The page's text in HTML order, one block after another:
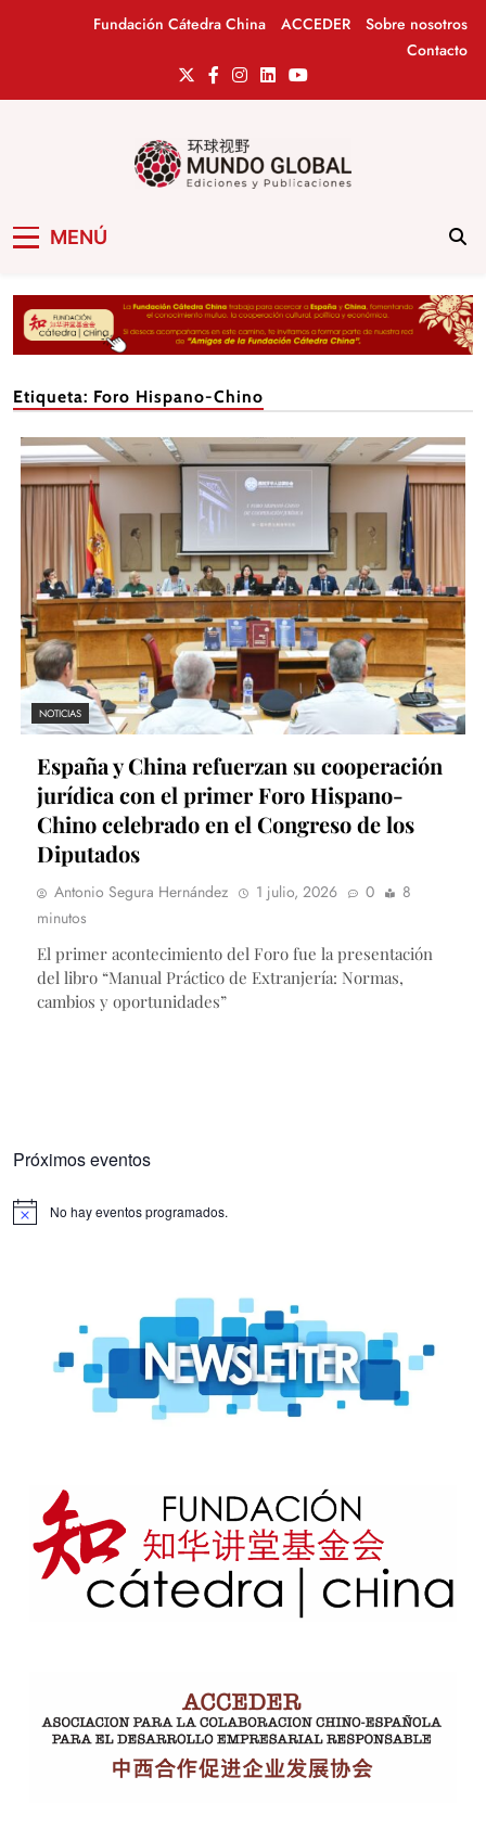
Fundación Cátedra China ACCEDER
Sobre nosotros
Contacto
MENÚ
Etiqueta: Foro Hispano-Chino
NOTICIAS
España y China refuerzan su cooperación
jurídica con el primer Foro Hispano-
Chino celebrado en el Congreso de los
Diputados
Antonio Segura Hernández 1 julio, 2026 0
8
minutos
El primer acontecimiento del Foro fue la presentación
del libro “Manual Práctico de Extranjería: Normas,
cambios y oportunidades”
Próximos eventos
Aviso No hay eventos programados.